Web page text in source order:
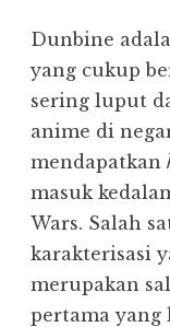
Dunbine
yang cukup
sering luput
anime di
mendapatkan
masuk
Wars. Salah
karakterisasi
merupakan
pertama yang